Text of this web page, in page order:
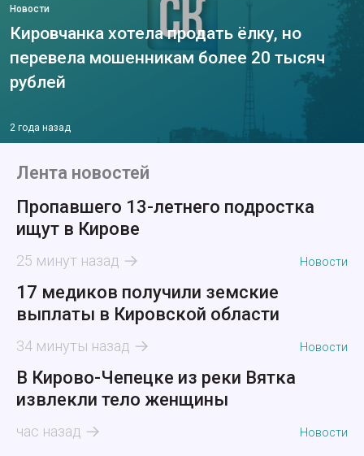
Новости
Кировчанка хотела продать ёлку, но
перевела мошенникам более 20 тысяч
рублей
2 года назад
Лента новостей
Пропавшего 13-летнего подростка
ищут в Кирове
25 минут назад Новости
17 медиков получили земские
выплаты в Кировской области
34 минуты назад Новости
В Кирово-Чепецке из реки Вятка
извлекли тело женщины
час назад Новости